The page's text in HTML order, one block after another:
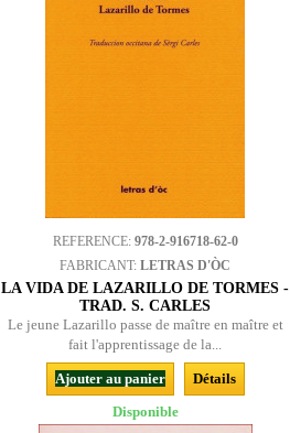
REFERENCE: 978-2-916718-62-0
FABRICANT:LETRAS D'ÒC
LA VIDA DE LAZARILLO DE TORMES -
TRAD. S. CARLES
Le jeune Lazarillo passe de maître en maître et
fait l'apprentissage de la...
Ajouter au panier
Détails
Disponible